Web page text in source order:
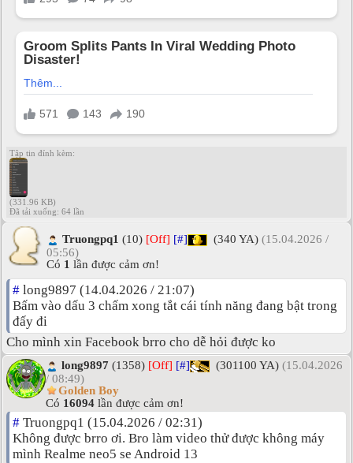
Tập tin đính kèm:
(331.96 KB)
Đã tải xuống: 64 lần
Truongpq1 (10) [Off] [#] (340 YA) (15.04.2026 /
05:56)
Có 1 lần được cảm ơn!
# long9897 (14.04.2026 / 21:07)
Bấm vào dấu 3 chấm xong tắt cái tính năng đang bật trong
đấy đi
Cho mình xin Facebook brro cho dễ hỏi được ko
long9897 (1358) [Off] [#] (301100 YA) (15.04.2026
/ 08:49)
Golden Boy
Có 16094 lần được cảm ơn!
# Truongpq1 (15.04.2026 / 02:31)
Không được brro ơi. Bro làm video thử được không máy
mình Realme neo5 se Android 13